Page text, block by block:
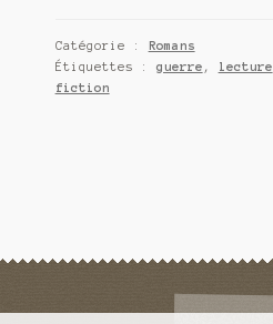
roman
Catégorie : Romans
Étiquettes : guerre , lecture
fiction